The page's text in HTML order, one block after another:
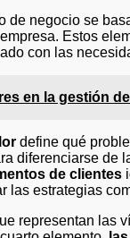
de negocio se
Estos
con las
en la gestión
define qué
diferenciarse de
de clientes
las estrategias
representan las